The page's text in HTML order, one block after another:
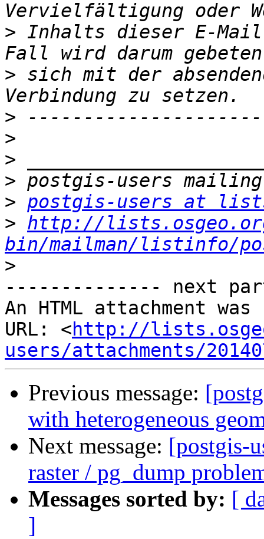
> Inhalts dieser E-
> sich mit der
>
>
>
>
> postgis-users at
> http://
bin/mailman/listinfo/
>
-------------- next
An HTML attachment
URL: <http://
users/attachments/
Previous message:
with heterogeneous
Next message: [postgis-
raster / pg_dump
Messages sorted by: [
]